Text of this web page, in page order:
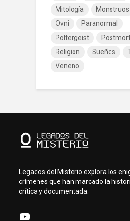
Mitología
Monstruos
Ovni
Paranormal
Poltergeist
Religión
Sueños
Veneno
Legados del Misterio explora los
crímenes que han marcado la
crítica y documentada.
YouTube